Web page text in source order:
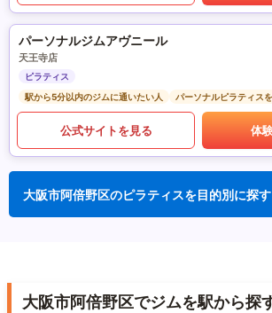
パーソナルジムアヴニール
天王寺店
ピラティス
駅から5分以内のジムに通いたい人
パーソナルピラティス
公式サイトを見る 体
大阪市阿倍野区のピラティスを目的別に探す
大阪市阿倍野区でジムを駅から探